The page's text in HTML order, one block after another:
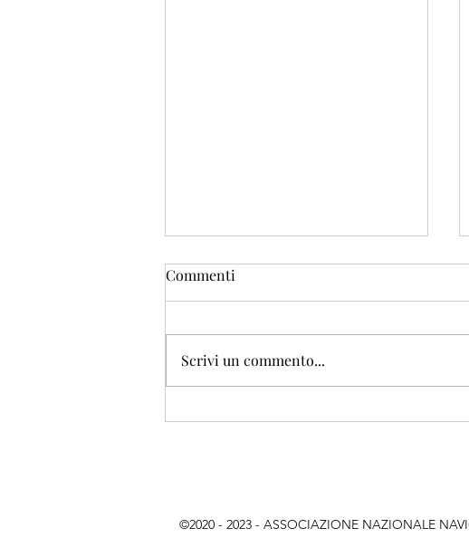
A.N.NA. OPENDAY - Incontri
Commenti
Scrivi un commento...
©2020 - 2023 - ASSOCIAZIONE NAZIONALE